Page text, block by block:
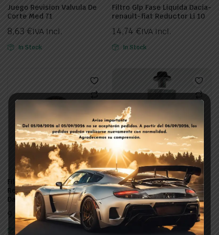
Juego Revision Valvula De
Corte Med 71
8,63 €IVA Incl.
In Stock
Filtro Glp Fase Liquida Dacia-
renault-fiat Reductor Li 10
14,74 €IVA Incl.
In Stock
Filtro Glp Fase Liquida
Reductor Li 10 Fiat Tipo,
Dacia, Renault, Opel
9,89€IVA Incl.
In Stock
Filtro Glp Fase Gaseosa Ufi
Fc-08 Landi Renzo Para
Dacia-renault-fiat Con
Equipo Glp De Fabrica
35,00 IVA Incl.